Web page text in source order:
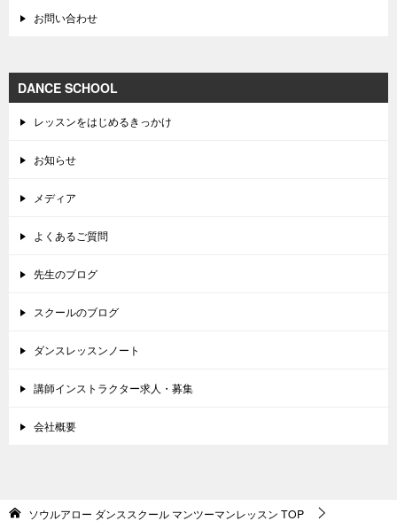
お問い合わせ
DANCE SCHOOL
レッスンをはじめるきっかけ
お知らせ
メディア
よくあるご質問
先生のブログ
スクールのブログ
ダンスレッスンノート
講師インストラクター求人・募集
会社概要
ソウルアロー ダンススクール マンツーマンレッスン TOP